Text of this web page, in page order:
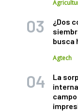
¿Dos
busca
Agtech
La